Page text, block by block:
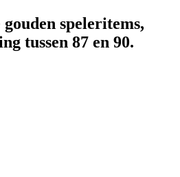
speleritems,
tussen 87 en 90.